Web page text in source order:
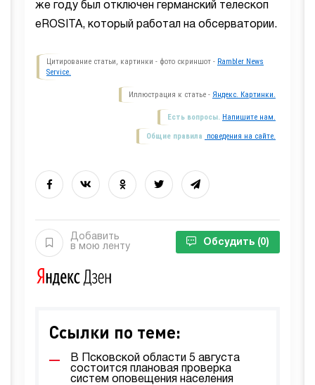
же году был отключен германский телескоп
eROSITA, который работал на обсерватории.
Цитирование статьи, картинки - фото скриншот - Rambler News
Service.
Иллюстрация к статье - Яндекс. Картинки.
Есть вопросы. Напишите нам.
Общие правила поведения на сайте.
Добавить
в мою ленту
Обсудить (0)
Ссылки по теме:
В Псковской области 5 августа
состоится плановая проверка
систем оповещения населения